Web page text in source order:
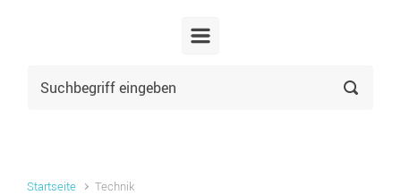
Startseite Technik